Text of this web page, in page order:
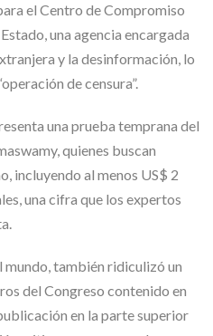
el Centro de Compromiso
una agencia encargada
y la desinformación, lo
de censura”.
una prueba temprana del
quienes buscan
incluyendo al menos US$ 2
una cifra que los expertos
mundo, también ridiculizó un
del Congreso contenido en
en la parte superior